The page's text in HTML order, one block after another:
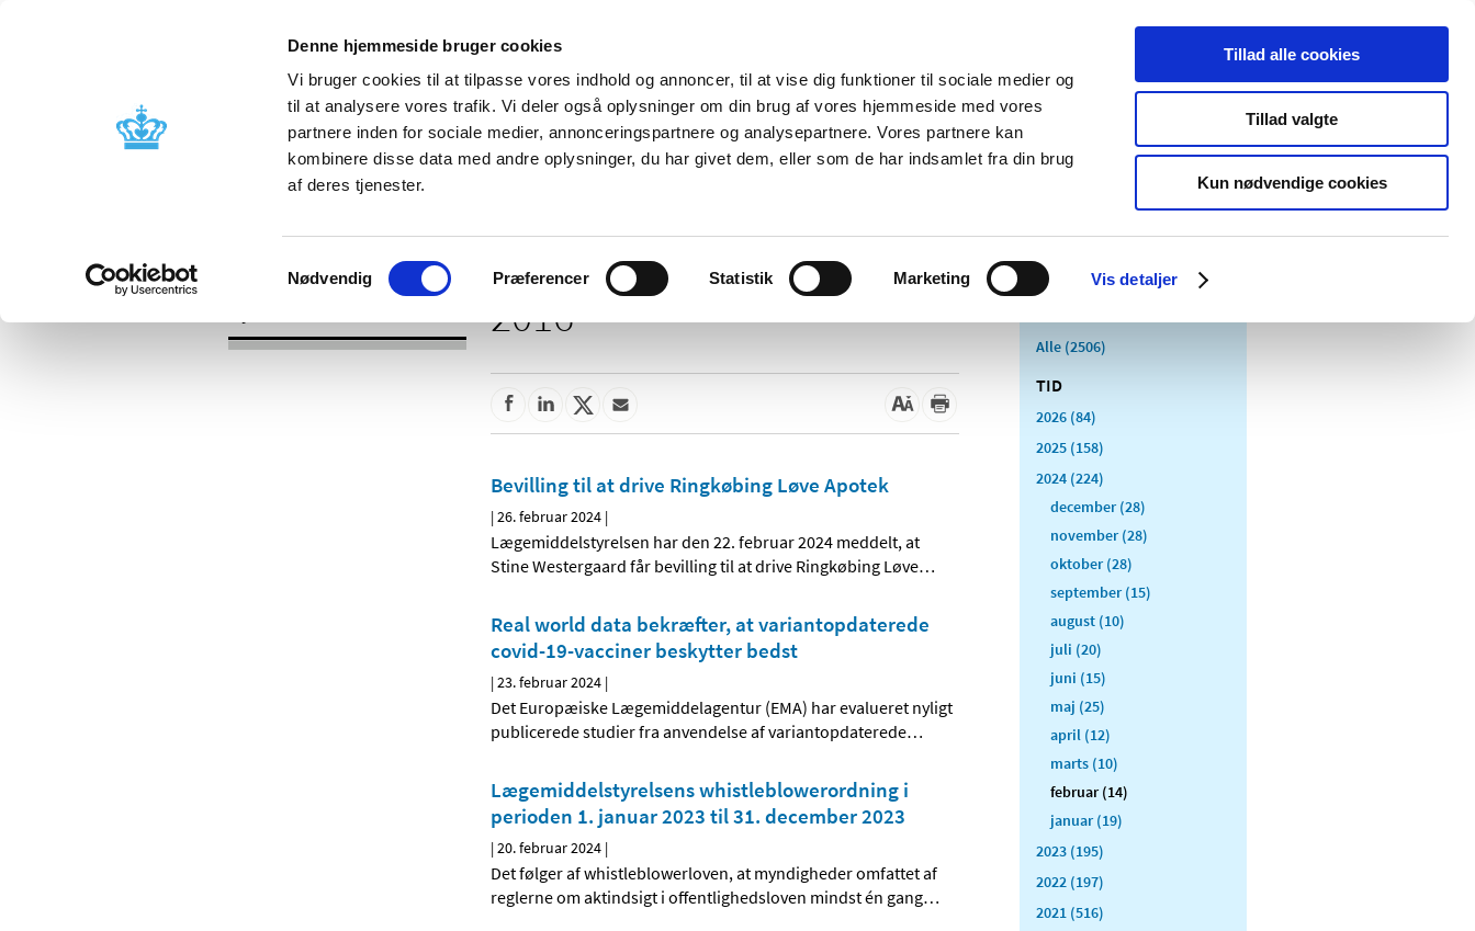
Denne hjemmeside bruger cookies
Vi bruger cookies til at tilpasse vores indhold og annoncer, til at vise dig funktioner til sociale medier og
til at analysere vores trafik. Vi deler også oplysninger om din brug af vores hjemmeside med vores
partnere inden for sociale medier, annonceringspartnere og analysepartnere. Vores partnere kan
kombinere disse data med andre oplysninger, du har givet dem, eller som de har indsamlet fra din brug
af deres tjenester.
Samtykkevalg
Nødvendig Præferencer Statistik Marketing Vis detaljer
Tillad alle cookies
Tillad valgte
Kun nødvendige cookies
Nyheder Om os Kontakt Udgivelser
Godkendelse og
Bivirkninger og
produktinformation
Tilskud og
Apoteker og salg af
Medicinsk
Særlige
produktområder
2016
Bevilling til at drive Ringkøbing Løve Apotek
|26. februar 2024 |
Lægemiddelstyrelsen har den 22. februar 2024 meddelt, at
Stine Westergaard får bevilling til at drive Ringkøbing Løve…
Real world data bekræfter, at variantopdaterede
covid-19-vacciner beskytter bedst
|23. februar 2024 |
Det Europæiske Lægemiddelagentur (EMA) har evalueret nyligt
publicerede studier fra anvendelse af variantopdaterede…
Lægemiddelstyrelsens whistleblowerordning i
perioden 1. januar 2023 til 31. december 2023
|20. februar 2024 |
Det følger af whistleblowerloven, at myndigheder omfattet af
reglerne om aktindsigt i offentlighedsloven mindst én gang…
Alle (2506)
TID
2026 (84)
2025 (158)
2024 (224)
december (28)
november (28)
oktober (28)
september (15)
august (10)
juli (20)
juni (15)
maj (25)
april (12)
marts (10)
februar (14)
januar (19)
2023 (195)
2022 (197)
2021 (516)